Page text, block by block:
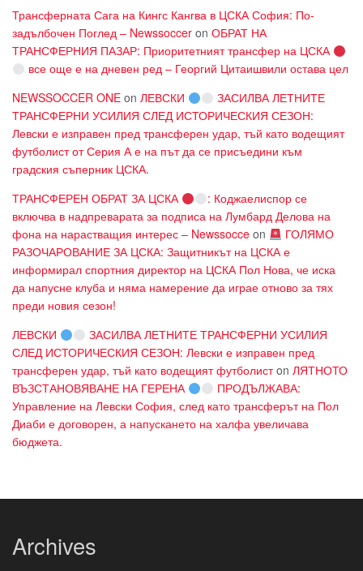
Трансферната Сага на Кингс Кангва в ЦСКА София: По-
задълбочен Поглед – Newssoccer on ОБРАТ НА
ТРАНСФЕРНИЯ ПАЗАР: Приоритетният трансфер на ЦСКА
все още е на дневен ред – Георгий Цитаишвили остава цел
NEWSSOCCER ONE on ЛЕВСКИ
ЗАСИЛВА ЛЕТНИТЕ
ТРАНСФЕРНИ УСИЛИЯ СЛЕД ИСТОРИЧЕСКИЯ СЕЗОН:
Левски е изправен пред трансферен удар, тъй като водещият
футболист от Серия А е на път да се присъедини към
градския съперник ЦСКА.
ТРАНСФЕРЕН ОБРАТ ЗА ЦСКА
: Коджаелиспор се
включва в надпреварата за подписа на Лумбард Делова на
фона на нарастващия интерес – Newssocce on
ГОЛЯМО
РАЗОЧАРОВАНИЕ ЗА ЦСКА: Защитникът на ЦСКА е
информирал спортния директор на ЦСКА Пол Нова, че иска
да напусне клуба и няма намерение да играе отново за тях
преди новия сезон!
ЛЕВСКИ
ЗАСИЛВА ЛЕТНИТЕ ТРАНСФЕРНИ УСИЛИЯ
СЛЕД ИСТОРИЧЕСКИЯ СЕЗОН: Левски е изправен пред
трансферен удар, тъй като водещият футболистon ЛЯТНОТО
ВЪЗСТАНОВЯВАНЕ НА ГЕРЕНА
ПРОДЪЛЖАВА:
Управление на Левски София, след като трансферът на Пол
Диаби е договорен, а напускането на халфа увеличава
бюджета.
Archives